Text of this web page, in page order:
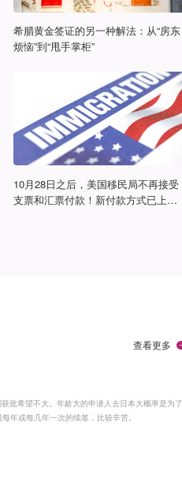
希腊黄金签证的另一种解法：从“房东
烦恼”到“甩手掌柜”
10月28日之后，美国移民局不再接受
支票和汇票付款！新付款方式已上
查看更多
批希望不大。年龄大的申请人去日本大概率是为了
年或每几年一次的续签，比较辛苦。